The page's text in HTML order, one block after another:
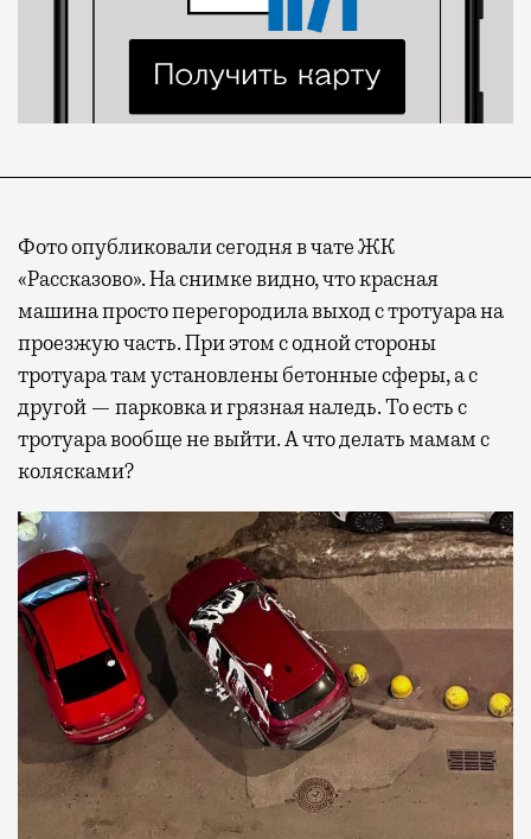
Фото опубликовали сегодня в чате ЖК
«Рассказово». На снимке видно, что красная
машина просто перегородила выход с тротуара на
проезжую часть. При этом с одной стороны
тротуара там установлены бетонные сферы, а с
другой — парковка и грязная наледь. То есть с
тротуара вообще не выйти. А что делать мамам с
колясками?